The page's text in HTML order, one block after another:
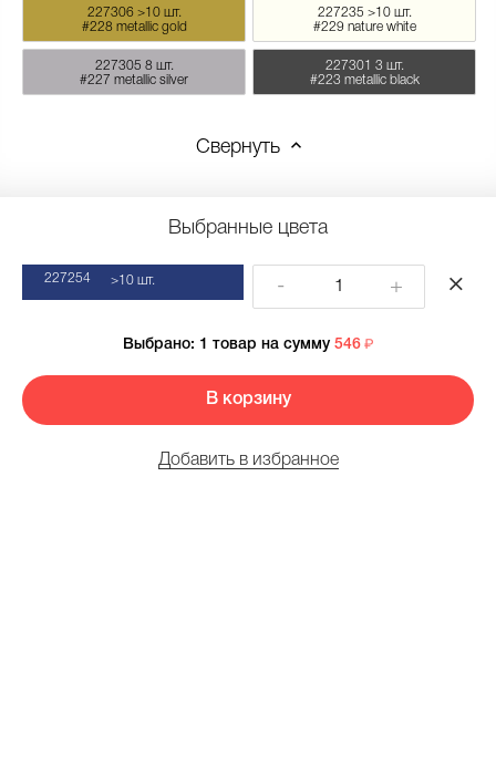
227306
#228 metallic gold
>10 шт.
227305
#227 metallic silver
8 шт.
227235
#229 nature white
>10 шт.
227301
#223 metallic black
3 шт.
Свернуть
Выбранные цвета
227254 >10 шт. - +
Выбрано: 1 товар на сумму 546
В корзину
Добавить в избранное